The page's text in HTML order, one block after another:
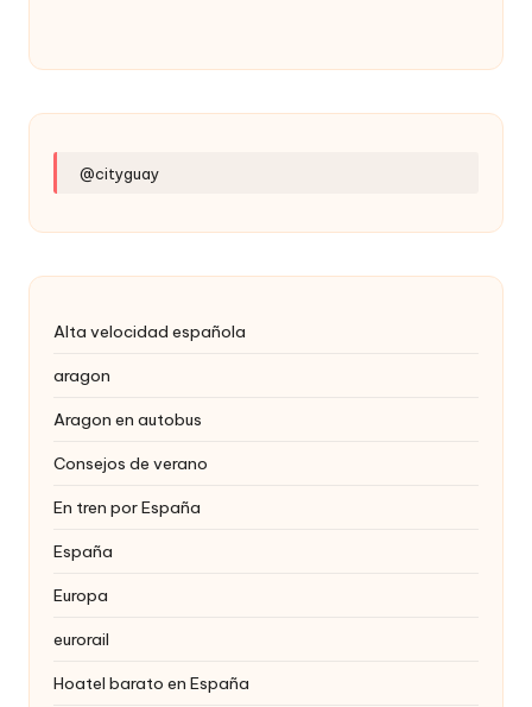
@cityguay
Alta velocidad española
aragon
Aragon en autobus
Consejos de verano
En tren por España
España
Europa
eurorail
Hoatel barato en España